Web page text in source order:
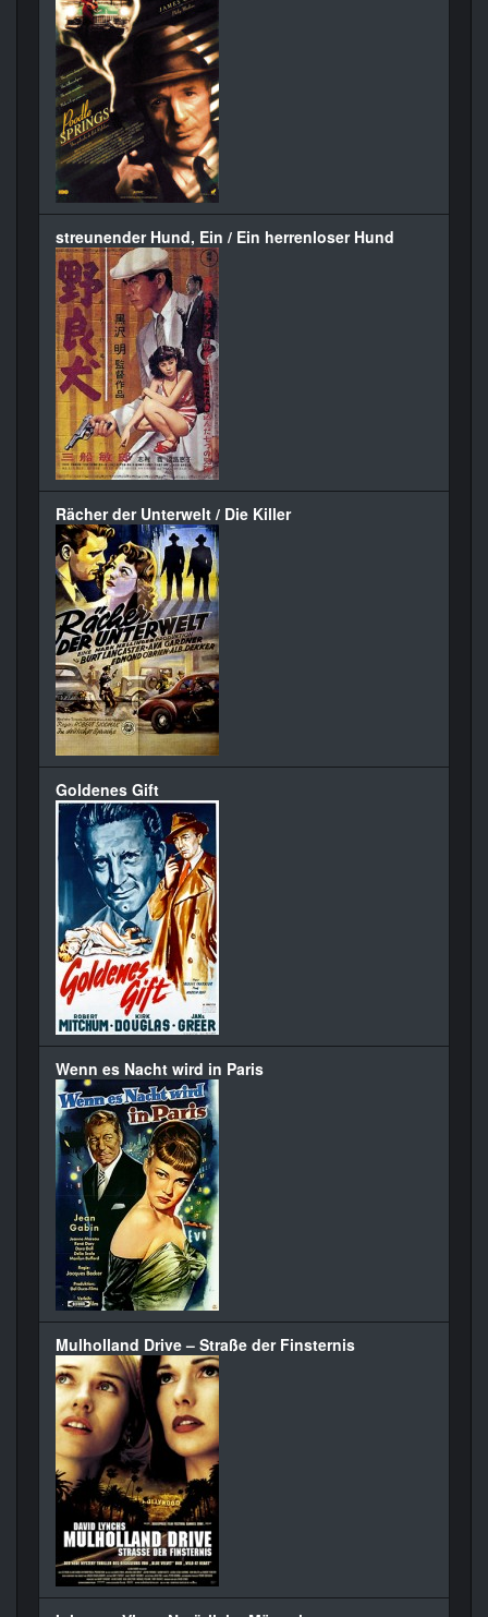
streunender Hund, Ein / Ein herrenloser Hund
Rächer der Unterwelt / Die Killer
Goldenes Gift
Wenn es Nacht wird in Paris
Mulholland Drive – Straße der Finsternis